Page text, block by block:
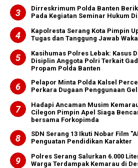
Dirreskrimum Polda Banten
Pada Kegiatan Seminar Hukum
Kapolresta Serang Kota Pimpin
Tugas dan Tanggung Jawab
Kasihumas Polres Lebak: Kasus
Disiplin Anggota Polri Terkait
Propam Polda Banten
Pelapor Minta Polda Kalsel
Perkara Dugaan Penggunaan
Hadapi Ancaman Musim
Cilegon Pimpin Apel Siaga
bersama Forkopimda
SDN Serang 13 Ikuti Nobar Film
Penguatan Pendidikan Karakter
Polres Serang Salurkan 6.000
Warga Terdampak Kemarau di